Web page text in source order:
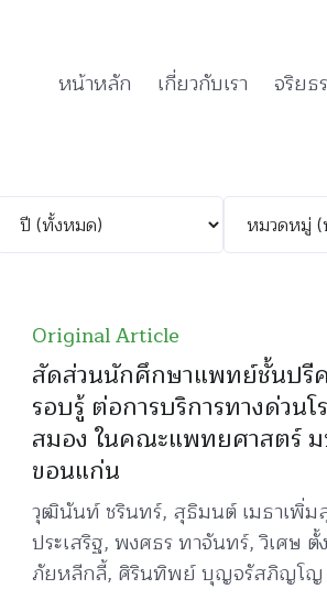
หน้าหลัก เกี่ยวกับเรา จริยธ
Original Article
สัดส่วนนักศึกษาแพทย์ชั้นปรี
รอบรู้ ต่อการบริการทางด่วน
สมอง ในคณะแพทยศาสตร์
ขอนแก่น
วุฒินันท์ ชรินทร์, สุธิมนต์ เมธาเพิ่ม
ประเสริฐ, พงศธร ทาจันทร์, วิเศษ
ภัยหลีกลี้, ศิรินทิพย์ บุญจรัสภิญโญ